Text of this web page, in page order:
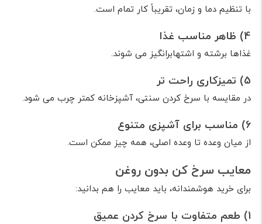
با تنظیم دما و زمان، تقریباً کار تمام است.
4) ظاهر مناسب غذا
غذاها برشته و اشتهابرانگیز می شوند.
5) تمیزکاری راحت تر
در مقایسه با سرخ کردن سنتی، آشپزخانه کمتر چرب می شود.
6) مناسب برای آشپزی متنوع
از میان وعده تا وعده اصلی، همه چیز ممکن است.
معایب سرخ کن بدون روغن
برای خرید هوشمندانه، باید معایب را هم بدانید:
1) طعم متفاوت با سرخ کردن عمیق